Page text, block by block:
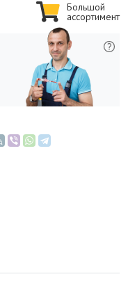
Большой
ассортимент